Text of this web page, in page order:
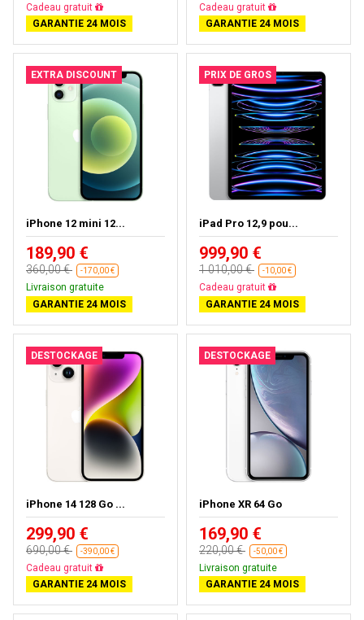
Livraison gratuite
GARANTIE 24 MOIS
Livraison gratuite
GARANTIE 24 MOIS
EXTRA DISCOUNT
iPhone 12 mini 12...
189,90 €
360,00 € -170,00 €
Livraison gratuite
GARANTIE 24 MOIS
PRIX DE GROS
iPad Pro 12,9 pou...
999,90 €
1 010,00 € -10,00 €
Presque épuisé
GARANTIE 24 MOIS
DESTOCKAGE
iPhone 14 128 Go ...
299,90 €
690,00 € -390,00 €
Livraison gratuite
GARANTIE 24 MOIS
DESTOCKAGE
iPhone XR 64 Go
169,90 €
220,00 € -50,00 €
Livraison gratuite
GARANTIE 24 MOIS